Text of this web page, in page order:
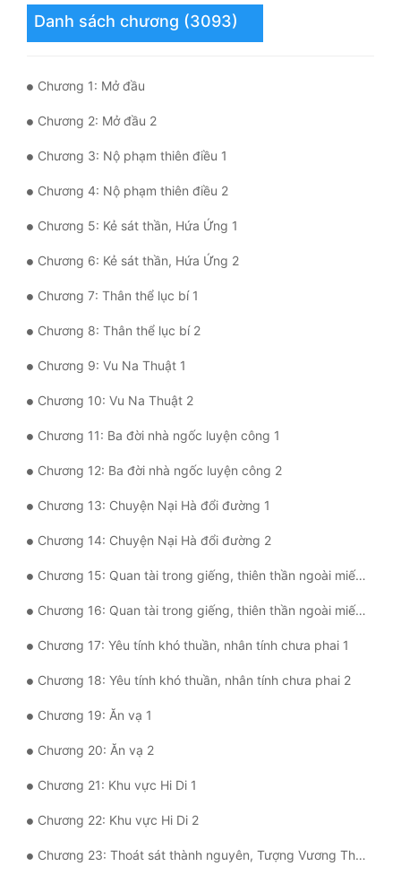
Tu Chân
Tội Phạm
Vô Địch
Võ Hiệp
Võng Du
Xuyên Không
Xuyên Nhanh
Cẩu Đạo Trường Sinh
Danh sách chương (3093)
Chương 1: Mở đầu
Chương 2: Mở đầu 2
Chương 3: Nộ phạm thiên điều 1
Chương 4: Nộ phạm thiên điều 2
Chương 5: Kẻ sát thần, Hứa Ứng 1
Chương 6: Kẻ sát thần, Hứa Ứng 2
Chương 7: Thân thể lục bí 1
Chương 8: Thân thể lục bí 2
Chương 9: Vu Na Thuật 1
Chương 10: Vu Na Thuật 2
Chương 11: Ba đời nhà ngốc luyện công 1
Chương 12: Ba đời nhà ngốc luyện công 2
Chương 13: Chuyện Nại Hà đổi đường 1
Chương 14: Chuyện Nại Hà đổi đường 2
Chương 15: Quan tài trong giếng, thiên thần ngoài miếu 1
Chương 16: Quan tài trong giếng, thiên thần ngoài miếu 2
Chương 17: Yêu tính khó thuần, nhân tính chưa phai 1
Chương 18: Yêu tính khó thuần, nhân tính chưa phai 2
Chương 19: Ăn vạ 1
Chương 20: Ăn vạ 2
Chương 21: Khu vực Hi Di 1
Chương 22: Khu vực Hi Di 2
Chương 23: Thoát sát thành nguyên, Tượng Vương Thần Thể. 1